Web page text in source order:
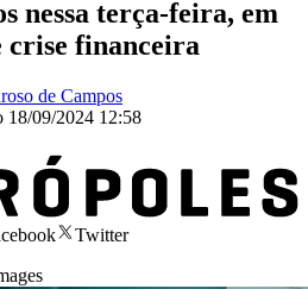
nessa terça-feira, em
crise financeira
de Campos
18/09/2024 12:58
Twitter